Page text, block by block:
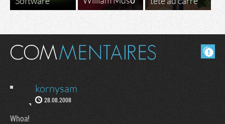
Masquer les commentaires lus.
kornysam
28.08.2008
Whoa!